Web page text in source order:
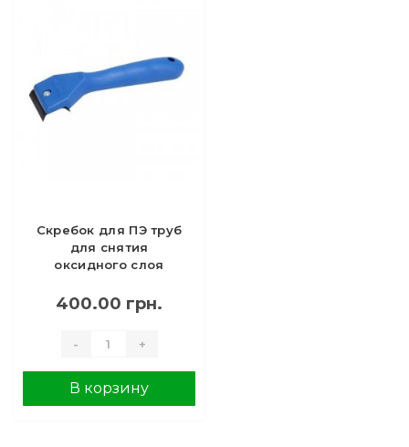
Скребок для ПЭ труб
для снятия
оксидного слоя
400.00 грн.
- +
В корзину